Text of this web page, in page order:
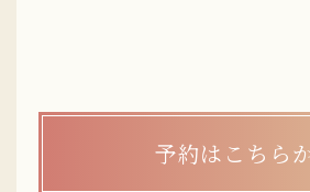
予約はこちら